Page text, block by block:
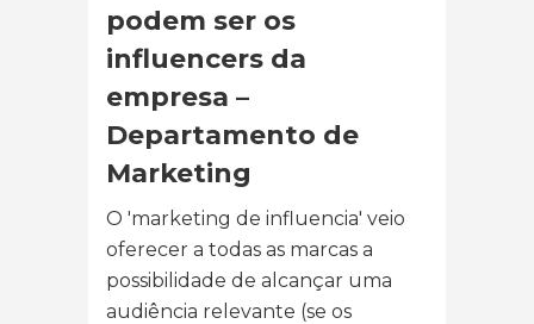
podem ser os
influencers da
empresa –
Departamento de
Marketing
O 'marketing de influencia' veio
oferecer a todas as marcas a
possibilidade de alcançar uma
audiência relevante (se os